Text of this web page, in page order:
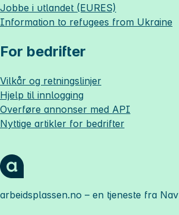
Jobbe i utlandet (EURES)
Information to refugees from Ukraine
For bedrifter
Vilkår og retningslinjer
Hjelp til innlogging
Overføre annonser med API
Nyttige artikler for bedrifter
arbeidsplassen.no – en tjeneste fra Nav